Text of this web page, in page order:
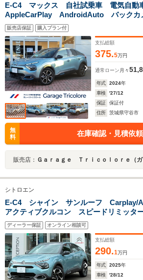
E-C4 マックス 自社試乗車 電気自
AppleCarPlay AndroidAuto バックカ
軽減ブレーキ ACC ブラインドスポッ
ートヒーター ステアリングヒーター
販売店保証 購入プラン付
支払総額
375.5万円
通常ローン 月々
年式 2024年
車検
'27/12
保証
保証付
住所
茨城県守谷市
無
料
在庫確認・見積依頼
販売店： Ｇａｒａｇｅ Ｔｒｉｃｏｌｏｒｅ（ガレ
シトロエン
E-C4 シャイン サンルーフ Carplay/
アクティブクルコン スピードリミッタ
ラ ブラインドスポットモニター ステア
ー 純正18インチAW
ディーラー保証 オンライン相談可
支払総額
290.1万円
年式 2025年
車検
'28/12